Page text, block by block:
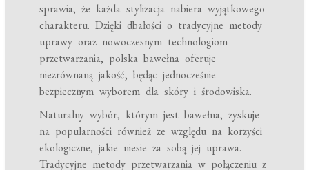
sprawia, że każda stylizacja nabiera wyjątkowego
charakteru. Dzięki dbałości o tradycyjne metody
uprawy oraz nowoczesnym technologiom
przetwarzania, polska bawełna oferuje
niezrównaną jakość, będąc jednocześnie
bezpiecznym wyborem dla skóry i środowiska.
Naturalny wybór, którym jest bawełna, zyskuje
na popularności również ze względu na korzyści
ekologiczne, jakie niesie za sobą jej uprawa.
Tradycyjne metody przetwarzania w połączeniu z